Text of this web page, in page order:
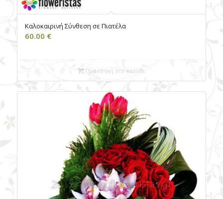
Καλοκαιρινή Σύνθεση σε Πιατέλα
60.00 €
Προσθήκη στο καλάθι